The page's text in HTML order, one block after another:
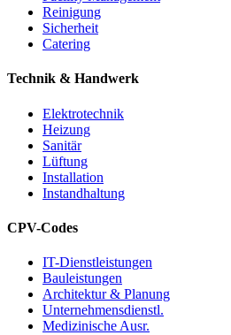
Reinigung
Sicherheit
Catering
Technik & Handwerk
Elektrotechnik
Heizung
Sanitär
Lüftung
Installation
Instandhaltung
CPV-Codes
IT-Dienstleistungen
Bauleistungen
Architektur & Planung
Unternehmensdienstl.
Medizinische Ausr.